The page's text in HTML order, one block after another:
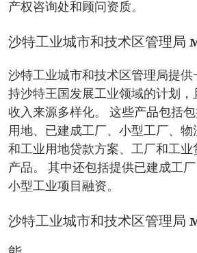
产权咨询处和顾问资质。
沙特工业城市和技术区管理局
沙特工业城市和技术区管理局提
持沙特王国发展工业领域的计划
收入来源多样化。 这些产品包括
用地、已建成工厂、小型工厂、
和工业用地贷款方案、工厂和工
产品。 其中还包括提供已建成工
小型工业项目融资。
沙特工业城市和技术区管理局